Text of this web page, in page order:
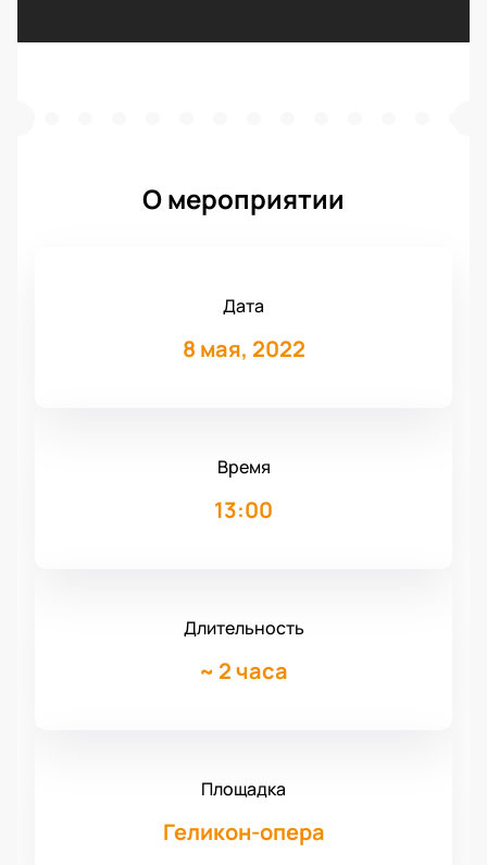
О мероприятии
Дата
8 мая, 2022
Время
13:00
Длительность
~ 2 часа
Площадка
Геликон-опера